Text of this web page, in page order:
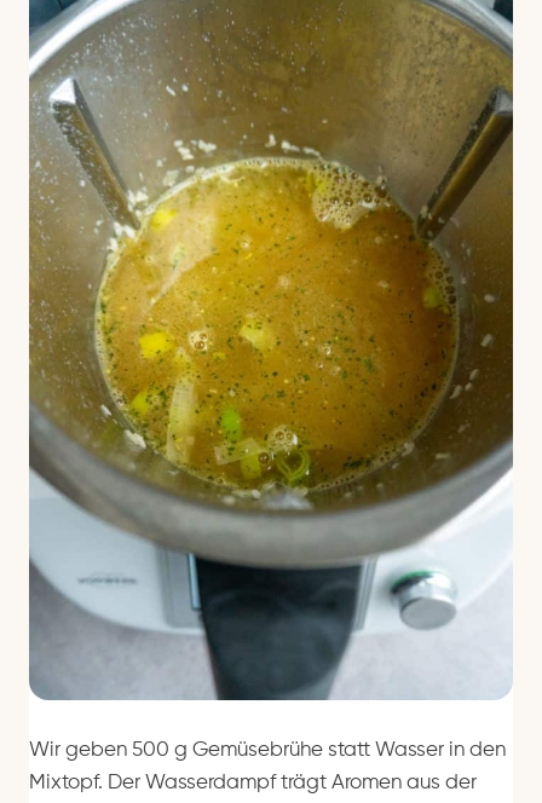
Wir geben 500 g Gemüsebrühe statt Wasser in den
Mixtopf. Der Wasserdampf trägt Aromen aus der